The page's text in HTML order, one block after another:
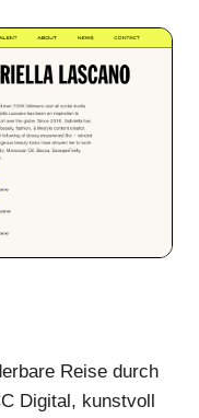
Reise durch
Digital, kunstvoll